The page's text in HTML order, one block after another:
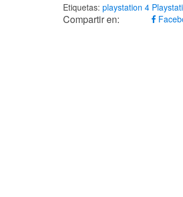
Etiquetas: playstation 4
Compartir en: